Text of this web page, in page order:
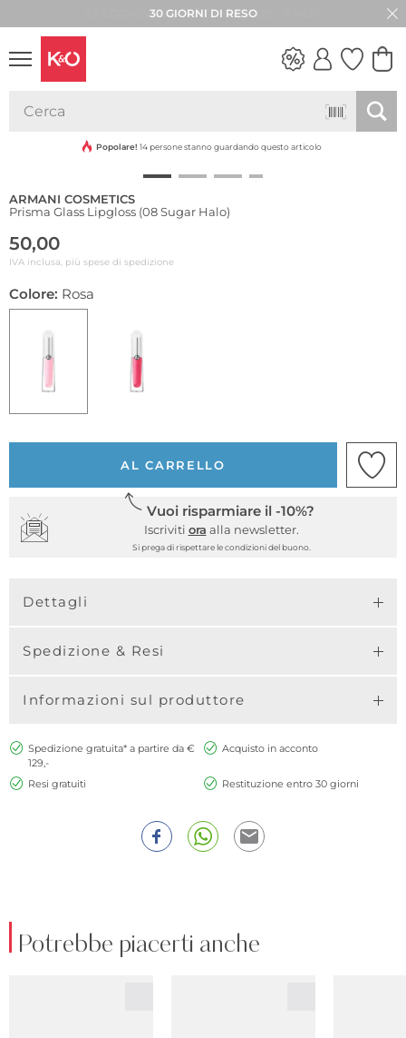
30 GIORNI DI RESO
VIBES
Popolare! 14 persone stanno guardando questo articolo
ARMANI COSMETICS
Prisma Glass Lipgloss (08 Sugar Halo)
50,00
IVA inclusa, più spese di spedizione
Colore: Rosa
AL CARRELLO
Vuoi risparmiare il -10%?
Iscriviti ora alla newsletter.
Si prega di rispettare le condizioni del buono.
Dettagli
Spedizione & Resi
Informazioni sul produttore
Spedizione gratuita* a partire da €
129,-
Acquisto in acconto
Resi gratuiti Restituzione entro 30 giorni
Potrebbe piacerti anche